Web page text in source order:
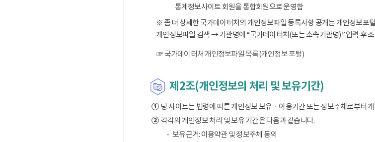
통계정보사이트 회원을 통합회원으로 운영함
※ 좀 더 상세한 국가데이터처의 개인정보파일 등록사항 공개는 개인정보포
개인정보파일 검색 → 기관명에 “국가데이터처(또는 소속기관명)” 입력 후
☞ 국가데이터처 개인정보파일 목록(개인정보 포털)
제2조(개인정보의 처리 및 보유기간)
①당 사이트는 법령에 따른 개인정보 보유ㆍ이용기간 또는 정보주체로부터
②각각의 개인정보 처리 및 보유 기간은 다음과 같습니다.
보유근거: 이용약관 및 정보주체 동의